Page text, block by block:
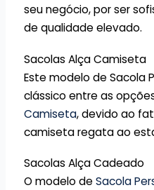
seu negócio, por ser
de qualidade elevado.
Sacolas Alça Camiseta
Este modelo de Sacola
clássico entre as
Camiseta, devido ao
camiseta regata ao
Sacolas Alça Cadeado
O modelo deSacola